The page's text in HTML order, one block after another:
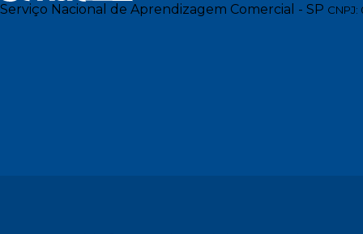
Serviço Nacional de Aprendizagem Comercial - SP